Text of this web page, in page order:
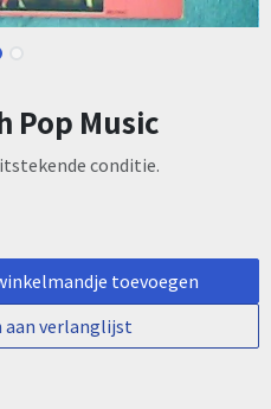
Pop Music
conditie.
toevoegen
aan verlanglijst